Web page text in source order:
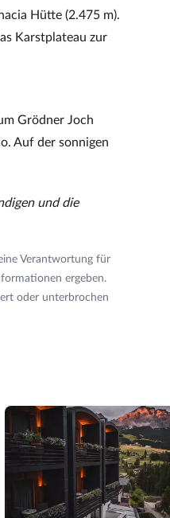
Hütte (2.475 m).
Karstplateau zur
Grödner Joch
Auf der sonnigen
und die
Verantwortung für
ergeben.
oder unterbrochen